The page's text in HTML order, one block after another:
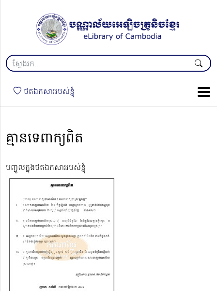
ថតឯកសាររបស់ខ្ញុំ
គ្មានទេពាក្យពិត
បញ្ចូលក្នុងថតឯកសាររបស់ខ្ញុំ